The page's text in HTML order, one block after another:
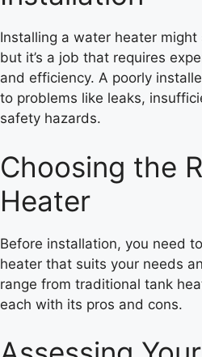
Installing a water heater
but it’s a job that requires
and efficiency. A poorly
to problems like leaks,
safety hazards.
Choosing the
Heater
Before installation, you need
heater that suits your needs
range from traditional tank
each with its pros and cons.